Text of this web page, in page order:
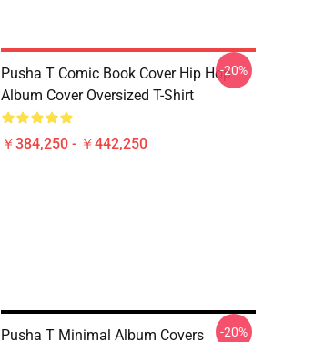
Pusha T Comic Book Cover Hip Hop
Album Cover Oversized T-Shirt
￥384,250 - ￥442,250
-20%
Pusha T Minimal Album Covers
-20%